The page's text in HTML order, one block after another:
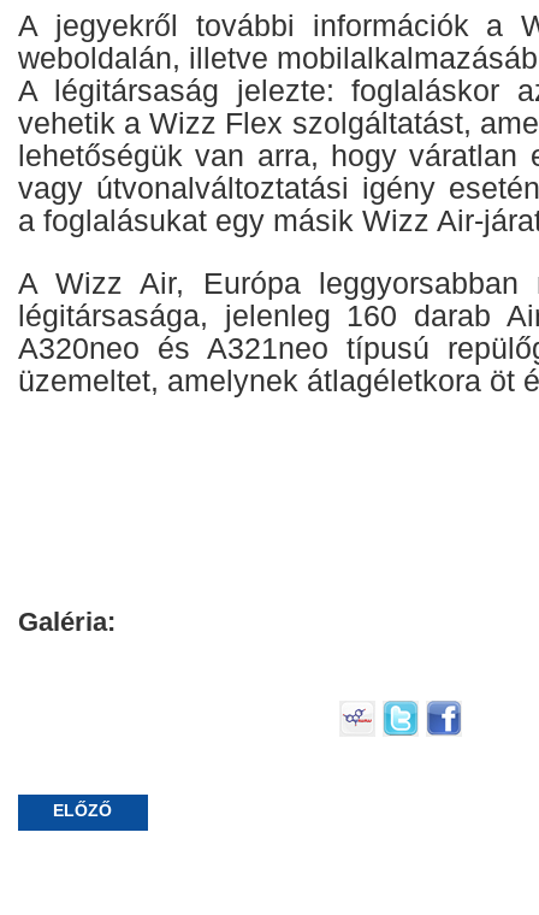
A jegyekről további információk a
weboldalán, illetve
A légitársaság jelezte: foglaláskor
vehetik a Wizz Flex szolgáltatást,
lehetőségük van arra, hogy váratlan
vagy útvonalváltoztatási igény
a foglalásukat egy másik Wizz Air-
A Wizz Air, Európa leggyorsabban
légitársasága, jelenleg 160 darab
A320neo és A321neo típusú
üzemeltet, amelynek átlagéletkora öt
Galéria:
ELŐZŐ